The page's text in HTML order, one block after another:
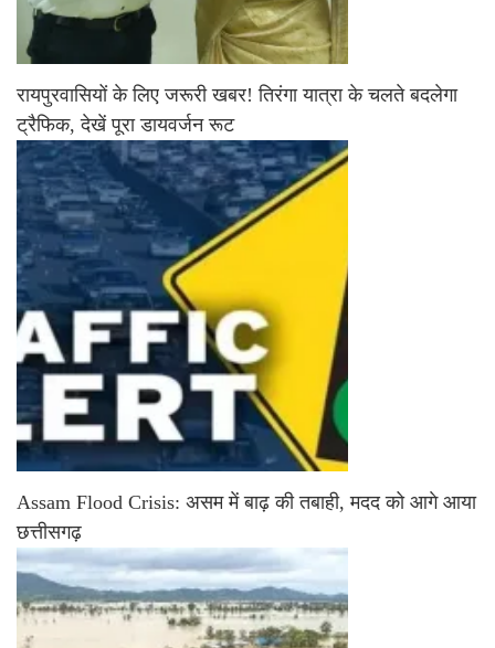
रायपुरवासियों के लिए जरूरी खबर! तिरंगा यात्रा के चलते बदलेगा
ट्रैफिक, देखें पूरा डायवर्जन रूट
Assam Flood Crisis: असम में बाढ़ की तबाही, मदद को आगे आया
छत्तीसगढ़